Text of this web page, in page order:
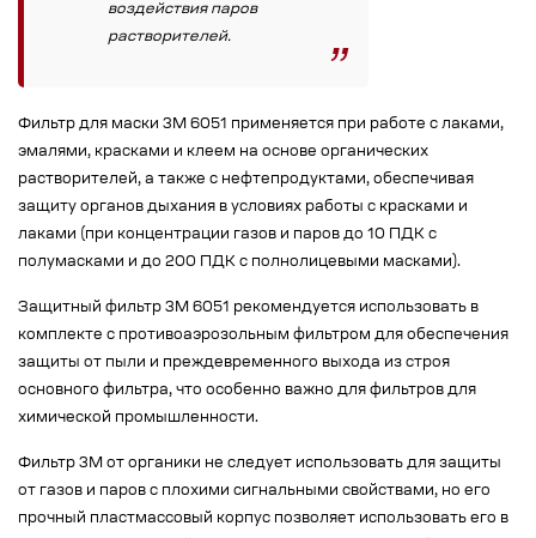
воздействия паров
растворителей.
Фильтр для маски 3М 6051 применяется при работе с лаками,
эмалями, красками и клеем на основе органических
растворителей, а также с нефтепродуктами, обеспечивая
защиту органов дыхания в условиях работы с красками и
лаками (при концентрации газов и паров до 10 ПДК с
полумасками и до 200 ПДК с полнолицевыми масками).
Защитный фильтр 3М 6051 рекомендуется использовать в
комплекте с противоаэрозольным фильтром для обеспечения
защиты от пыли и преждевременного выхода из строя
основного фильтра, что особенно важно для фильтров для
химической промышленности.
Фильтр 3М от органики не следует использовать для защиты
от газов и паров с плохими сигнальными свойствами, но его
прочный пластмассовый корпус позволяет использовать его в